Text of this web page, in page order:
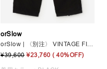
orSlow
¥39,600 ¥23,760 ( 40%OFF)